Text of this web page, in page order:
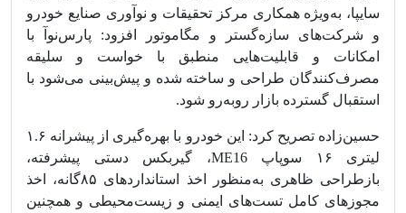
سایپا، به‌ویژه همکاری مرکز تحقیقات و نوآوری صنایع خودرو
و شرکت‌های سازه‌گستر و مگاموتور افزود: پارس‌نوآ با
امکانات و قابلیت‌هایی منطبق با خواست و سلیقه
مصرف‌کنندگان طراحی و ساخته شده و پیش‌بینی می‌شود با
استقبال گسترده بازار روبه‌رو شود.
حسین‌زاده تصریح کرد: این خودرو با بهره‌گیری از پیشرانه ۱.۶
لیتری ۱۶ سوپاپ ME16، گیربکس دستی پیشرفته،
بازطراحی ظاهری به‌منظور اخذ استانداردهای ۸۵‌گانه، اخذ
مجوزهای کامل تست‌های ایمنی و زیست‌محیطی و همچنین